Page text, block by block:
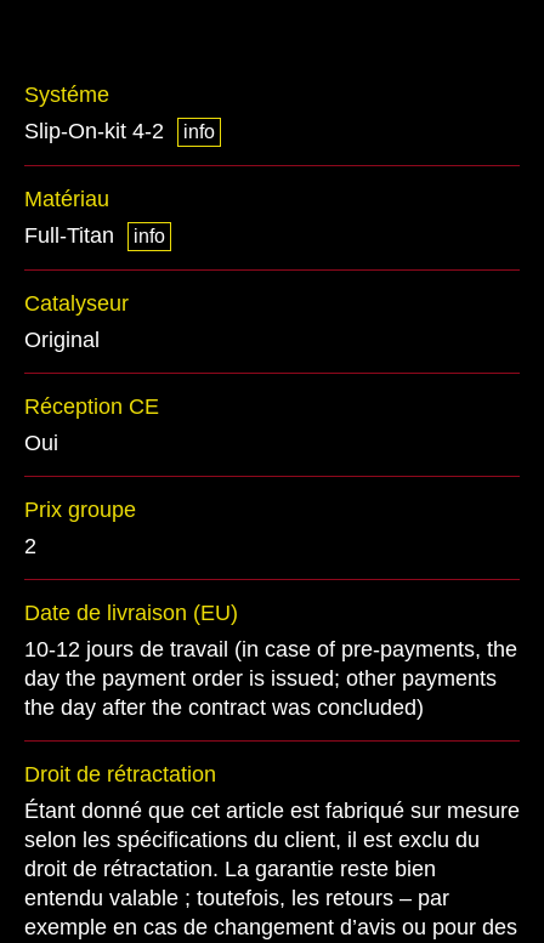
Systéme
Slip-On-kit 4-2
info
Matériau
Full-Titan
info
Catalyseur
Original
Réception CE
Oui
Prix groupe
2
Date de livraison (EU)
10-12 jours de travail (in case of pre-payments, the
day the payment order is issued; other payments
the day after the contract was concluded)
Droit de rétractation
Étant donné que cet article est fabriqué sur mesure
selon les spécifications du client, il est exclu du
droit de rétractation. La garantie reste bien
entendu valable ; toutefois, les retours – par
exemple en cas de changement d’avis ou pour des